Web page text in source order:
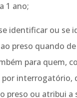
1 ano;
identificar ou se
preso quando
para quem,
por interrogatório,
preso ou atribui a